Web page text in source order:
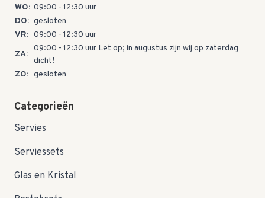
WO: 09:00 - 12:30 uur
DO: gesloten
VR: 09:00 - 12:30 uur
ZA:
09:00 - 12:30 uur Let op; in augustus zijn wij op zaterdag
dicht!
ZO: gesloten
Categorieën
Servies
Serviessets
Glas en Kristal